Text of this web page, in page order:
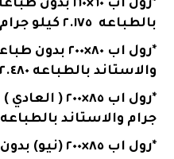
بالطباعه ٢.١٧٥ كيلو جرام.
والاستاند بالطباعه ٢.٤٨٠ كيلو جرام .
جرام والاستاند بالطباعه ٢.٦٢٠ كيلو جرام .